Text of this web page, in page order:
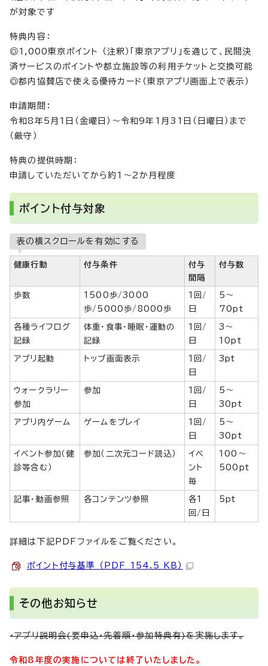
が対象です
特典内容：
◎1,000東京ポイント （注釈）「東京アプリ」を通じて、民間決
済サービスのポイントや都立施設等の利用チケットと交換可能
◎都内協賛店で使える優待カード（東京アプリ画面上で表示）
申請期間：
令和8年5月1日（金曜日）～令和9年1月31日（日曜日）まで
（厳守）
特典の提供時期：
申請していただいてから約1～2か月程度
ポイント付与対象
表の横スクロールを有効にする
健康行動 付与条件
付与
間隔
付与数
歩数
1500歩/3000
歩/5000歩/8000歩
1回/
日
5～
70pt
各種ライフログ
記録
体重・食事・睡眠・運動の
記録
1回/
日
3～
10pt
アプリ起動 トップ画面表示
1回/
日
3pt
ウォークラリー
参加
参加
1回/
日
5～
30pt
アプリ内ゲーム ゲームをプレイ
1回/
日
5～
30pt
イベント参加（健
診等含む）
参加（二次元コード読込）
イベ
ント
毎
100～
500pt
記事・動画参照 各コンテンツ参照
各1
回/日
5pt
詳細は下記PDFファイルをご覧ください。
ポイント付与基準 （PDF 154.5 KB）
その他お知らせ
・アプリ説明会(要申込・先着順・参加特典有)を実施します。
令和8年度の実施については終了いたしました。